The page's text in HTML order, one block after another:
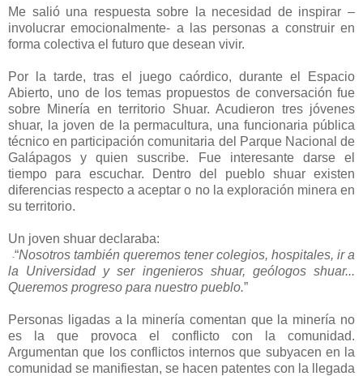
Me salió una respuesta sobre la necesidad de inspirar –
involucrar emocionalmente- a las personas a construir en
forma colectiva el futuro que desean vivir.
Por la tarde, tras el juego caórdico, durante el Espacio
Abierto, uno de los temas propuestos de conversación fue
sobre Minería en territorio Shuar. Acudieron tres jóvenes
shuar, la joven de la permacultura, una funcionaria pública
técnico en participación comunitaria del Parque Nacional de
Galápagos y quien suscribe. Fue interesante darse el
tiempo para escuchar. Dentro del pueblo shuar existen
diferencias respecto a aceptar o no la exploración minera en
su territorio.
Un joven shuar declaraba:
“Nosotros también queremos tener colegios, hospitales, ir a
la Universidad y ser ingenieros shuar, geólogos shuar...
Queremos progreso para nuestro pueblo.”
Personas ligadas a la minería comentan que la minería no
es la que provoca el conflicto con la comunidad.
Argumentan que los conflictos internos que subyacen en la
comunidad se manifiestan, se hacen patentes con la llegada